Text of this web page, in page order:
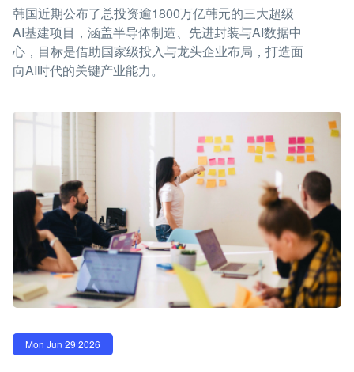
韩国近期公布了总投资逾1800万亿韩元的三大超级
AI基建项目，涵盖半导体制造、先进封装与AI数据中
心，目标是借助国家级投入与龙头企业布局，打造面
向AI时代的关键产业能力。
Mon Jun 29 2026